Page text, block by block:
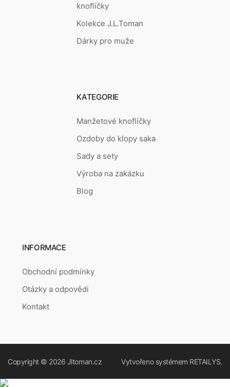
knoflíčky
Kolekce J.L.Toman
Dárky pro muže
KATEGORIE
Manžetové knoflíčky
Ozdoby do klopy saka
Sady a sety
Výroba na zakázku
Blog
INFORMACE
Obchodní podmínky
Otázky a odpovědi
Kontakt
Copyright © 2026 Jltoman.cz Vytvořeno systémem RETAILYS.